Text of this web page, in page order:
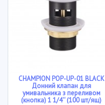
CHAMPION POP-UP-01 BLACK
Донний клапан для
умивальника з переливом
(кнопка) 1 1/4'' (100 шт/ящ)